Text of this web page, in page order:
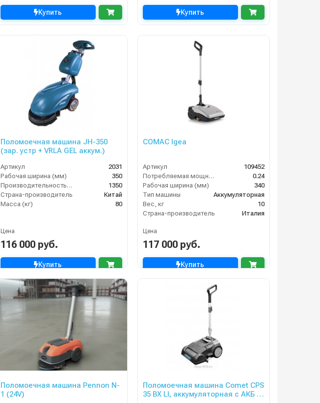
Купить Купить
Поломоечная машина JH-350
(зар. устр + VRLA GEL аккум.)
Артикул
2031
Рабочая ширина (мм)
350
Производительность по площади (м2/ч)
1350
Страна-производитель
Китай
Масса (кг)
80
Цена
116 000 руб.
Купить
COMAC Igea
Артикул
109452
Потребляемая мощность (кВт)
0.24
Рабочая ширина (мм)
340
Тип машины
Аккумуляторная
Вес, кг
10
Страна-производитель
Италия
Цена
117 000 руб.
Купить
Поломоечная машина Pennon N-
1 (24V)
Поломоечная машина Comet CPS
35 BX LI, аккумуляторная с АКБ и